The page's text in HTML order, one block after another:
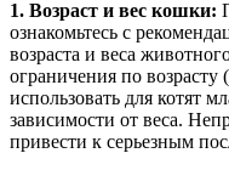
1. Возраст и вес кошки:
ознакомьтесь с
возраста и веса
ограничения по возрасту
использовать для котят
зависимости от веса.
привести к серьезным